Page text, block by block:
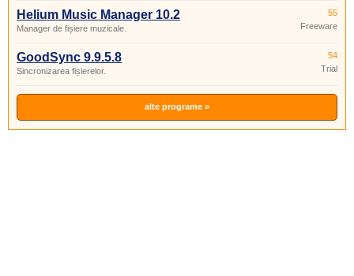
Helium Music Manager 10.2
Manager de fișiere muzicale.
55
Freeware
GoodSync 9.9.5.8
Sincronizarea fișierelor.
54
Trial
alte programe »